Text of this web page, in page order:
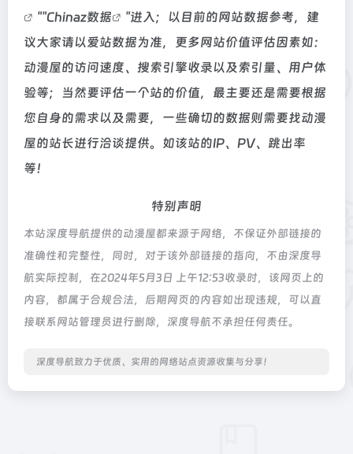
""Chinaz数据
"进入；以目前的网站数据参考，建
议大家请以爱站数据为准，更多网站价值评估因素如：
动漫屋的访问速度、搜索引擎收录以及索引量、用户体
验等；当然要评估一个站的价值，最主要还是需要根据
您自身的需求以及需要，一些确切的数据则需要找动漫
屋的站长进行洽谈提供。如该站的IP、PV、跳出率
等！
特别声明
本站深度导航提供的动漫屋都来源于网络，不保证外部链接的
准确性和完整性，同时，对于该外部链接的指向，不由深度导
航实际控制，在2024年5月3日 上午12:53收录时，该网页上的
内容，都属于合规合法，后期网页的内容如出现违规，可以直
接联系网站管理员进行删除，深度导航不承担任何责任。
深度导航致力于优质、实用的网络站点资源收集与分享！